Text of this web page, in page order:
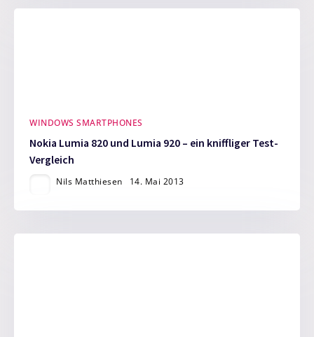
WINDOWS SMARTPHONES
Nokia Lumia 820 und Lumia 920 – ein kniffliger Test-
Vergleich
Nils Matthiesen 14. Mai 2013